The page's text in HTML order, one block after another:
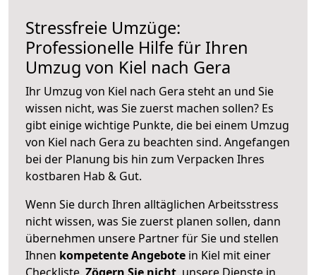
Stressfreie Umzüge:
Professionelle Hilfe für Ihren
Umzug von Kiel nach Gera
Ihr Umzug von Kiel nach Gera steht an und Sie
wissen nicht, was Sie zuerst machen sollen? Es
gibt einige wichtige Punkte, die bei einem Umzug
von Kiel nach Gera zu beachten sind. Angefangen
bei der Planung bis hin zum Verpacken Ihres
kostbaren Hab & Gut.
Wenn Sie durch Ihren alltäglichen Arbeitsstress
nicht wissen, was Sie zuerst planen sollen, dann
übernehmen unsere Partner für Sie und stellen
Ihnen kompetente Angebote in Kiel mit einer